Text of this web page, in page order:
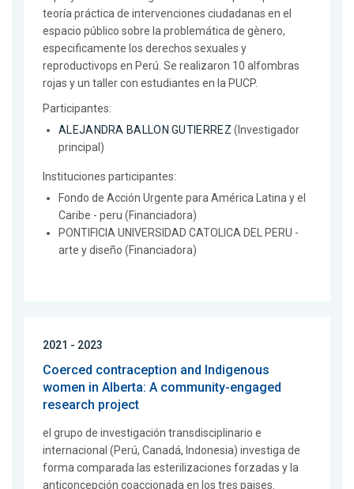
teoría práctica de intervenciones ciudadanas en el
espacio público sobre la problemática de gènero,
especificamente los derechos sexuales y
reproductivops en Perú. Se realizaron 10 alfombras
rojas y un taller con estudiantes en la PUCP.
Participantes:
ALEJANDRA BALLON GUTIERREZ (Investigador
principal)
Instituciones participantes:
Fondo de Acción Urgente para América Latina y el
Caribe - peru (Financiadora)
PONTIFICIA UNIVERSIDAD CATOLICA DEL PERU -
arte y diseño (Financiadora)
2021 - 2023
Coerced contraception and Indigenous
women in Alberta: A community-engaged
research project
el grupo de investigación transdisciplinario e
internacional (Perú, Canadá, Indonesia) investiga de
forma comparada las esterilizaciones forzadas y la
anticoncepción coaccionada en los tres paises.